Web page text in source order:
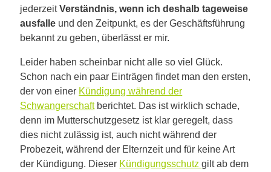
jederzeitVerständnis, wenn ich deshalb tageweise
ausfalle und den Zeitpunkt, es der Geschäftsführung
bekannt zu geben, überlässt er mir.
Leider haben scheinbar nicht alle so viel Glück.
Schon nach ein paar Einträgen findet man den ersten,
der von einer Kündigung während der
Schwangerschaftberichtet. Das ist wirklich schade,
denn im Mutterschutzgesetz ist klar geregelt, dass
dies nicht zulässig ist, auch nicht während der
Probezeit, während der Elternzeit und für keine Art
der Kündigung. Dieser Kündigungsschutzgilt ab dem